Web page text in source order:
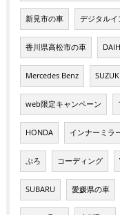
新見市の車 デジタルイ
香川県高松市の車
Mercedes Benz SUZUKI
web限定キャンペーン
HONDA インナーミラ
ぷろ コーディング
SUBARU 愛媛県の車